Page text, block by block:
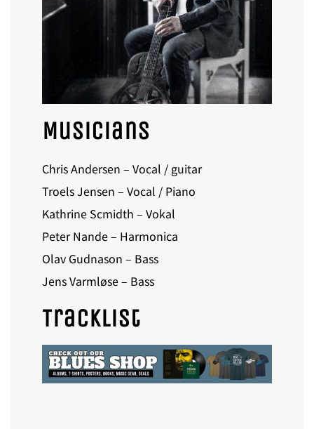
Musicians
Chris Andersen – Vocal / guitar
Troels Jensen – Vocal / Piano
Kathrine Scmidth – Vokal
Peter Nande – Harmonica
Olav Gudnason – Bass
Jens Varmløse – Bass
Tracklist